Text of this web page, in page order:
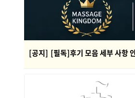
[공지] [필독]후기 모음 세부 사항